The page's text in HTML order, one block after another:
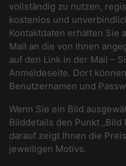
vollständig zu nutzen,
kostenlos und
Kontaktdaten erhalten Sie
Mail an die von Ihnen
auf den Link in der Mail –
Anmeldeseite. Dort
Benutzernamen und
Wenn Sie ein Bild
Bilddetails den Punkt
darauf zeigt Ihnen die
jeweiligen Motivs.